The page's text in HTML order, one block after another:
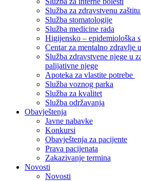
Služba za zdravstvenu zaštitu
Služba stomatologije
Služba medicine rada
Higijensko – epidemiološka
Centar za mentalno zdravlje
Služba zdravstvene njege u
palijativne njege
Apoteka za vlastite potrebe
Služba voznog parka
Služba za kvalitet
Služba održavanja
Obavještenja
Javne nabavke
Konkursi
Obavještenja za pacijente
Prava pacijenata
Zakazivanje termina
Novosti
Novosti